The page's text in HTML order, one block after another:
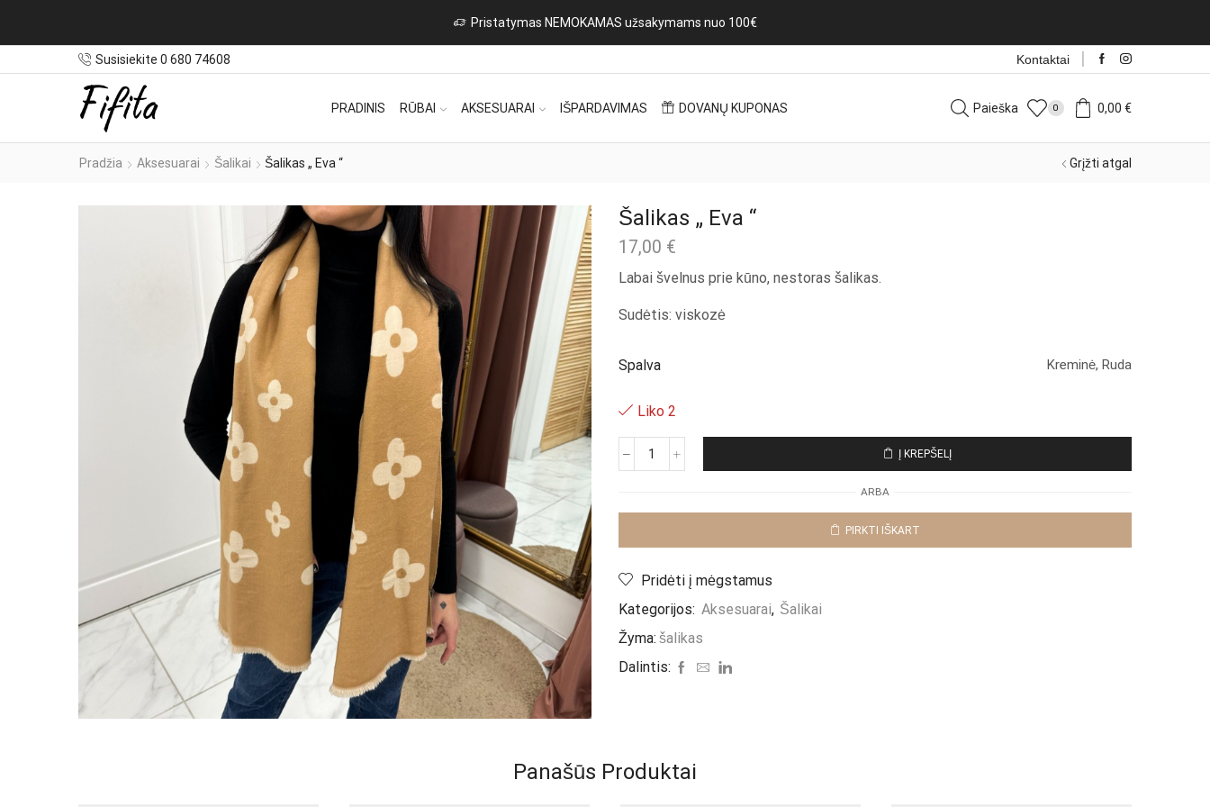
Naujos prekės iš Italijos kasdien! Rinktis
Susisiekite 0 680 74608 Kontaktai
PRADINIS RŪBAI AKSESUARAI IŠPARDAVIMAS DOVANŲ KUPONAS Paieška 0 0,00 €
Pradžia Aksesuarai Šalikai Šalikas „ Eva “ Grįžti atgal
Šalikas „ Eva “
17,00 €
Labai švelnus prie kūno, nestoras šalikas.
Sudėtis: viskozė
Spalva Kreminė, Ruda
Liko 2
produkto
„
“
Į KREPŠELĮ
ARBA
PIRKTI IŠKART
Pridėti į mėgstamus
Kategorijos: Aksesuarai, Šalikai
Žyma: šalikas
Dalintis:
Panašūs Produktai